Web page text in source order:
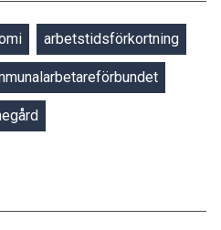
arbetstidsförkortning